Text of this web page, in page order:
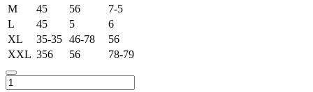
M
45 56
7-5
L
45 5
6
XL
35-35 46-78
56
XXL 356 56 78-79